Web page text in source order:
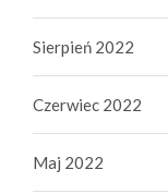
Sierpień 2022
Czerwiec 2022
Maj 2022